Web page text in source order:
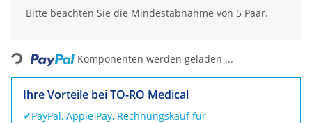
x
Bitte beachten Sie die Mindestabnahme von 5 Paar.
Loading... Komponenten werden geladen ...
Ihre Vorteile bei TO-RO Medical
✓PayPal, Apple Pay, Rechnungskauf für